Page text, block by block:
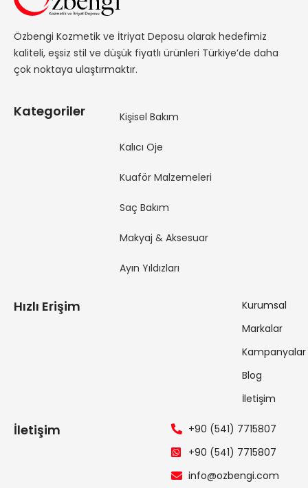
Özbengi Kozmetik ve İtriyat Deposu olarak hedefimiz
kaliteli, eşsiz stil ve düşük fiyatlı ürünleri Türkiye’de daha
çok noktaya ulaştırmaktır.
Kategoriler Kişisel Bakım
Kalıcı Oje
Kuaför Malzemeleri
Saç Bakım
Makyaj & Aksesuar
Ayın Yıldızları
Hızlı Erişim
Kurumsal
Markalar
Kampanyalar
Blog
İletişim
İletişim
+90 (541) 7715807
+90 (541) 7715807
info@ozbengi.com